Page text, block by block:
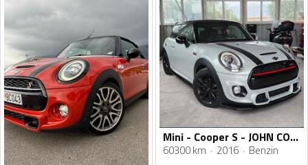
Mini - Cooper S - JOHN COOPER WORKS
60300 km 2016 Benzin